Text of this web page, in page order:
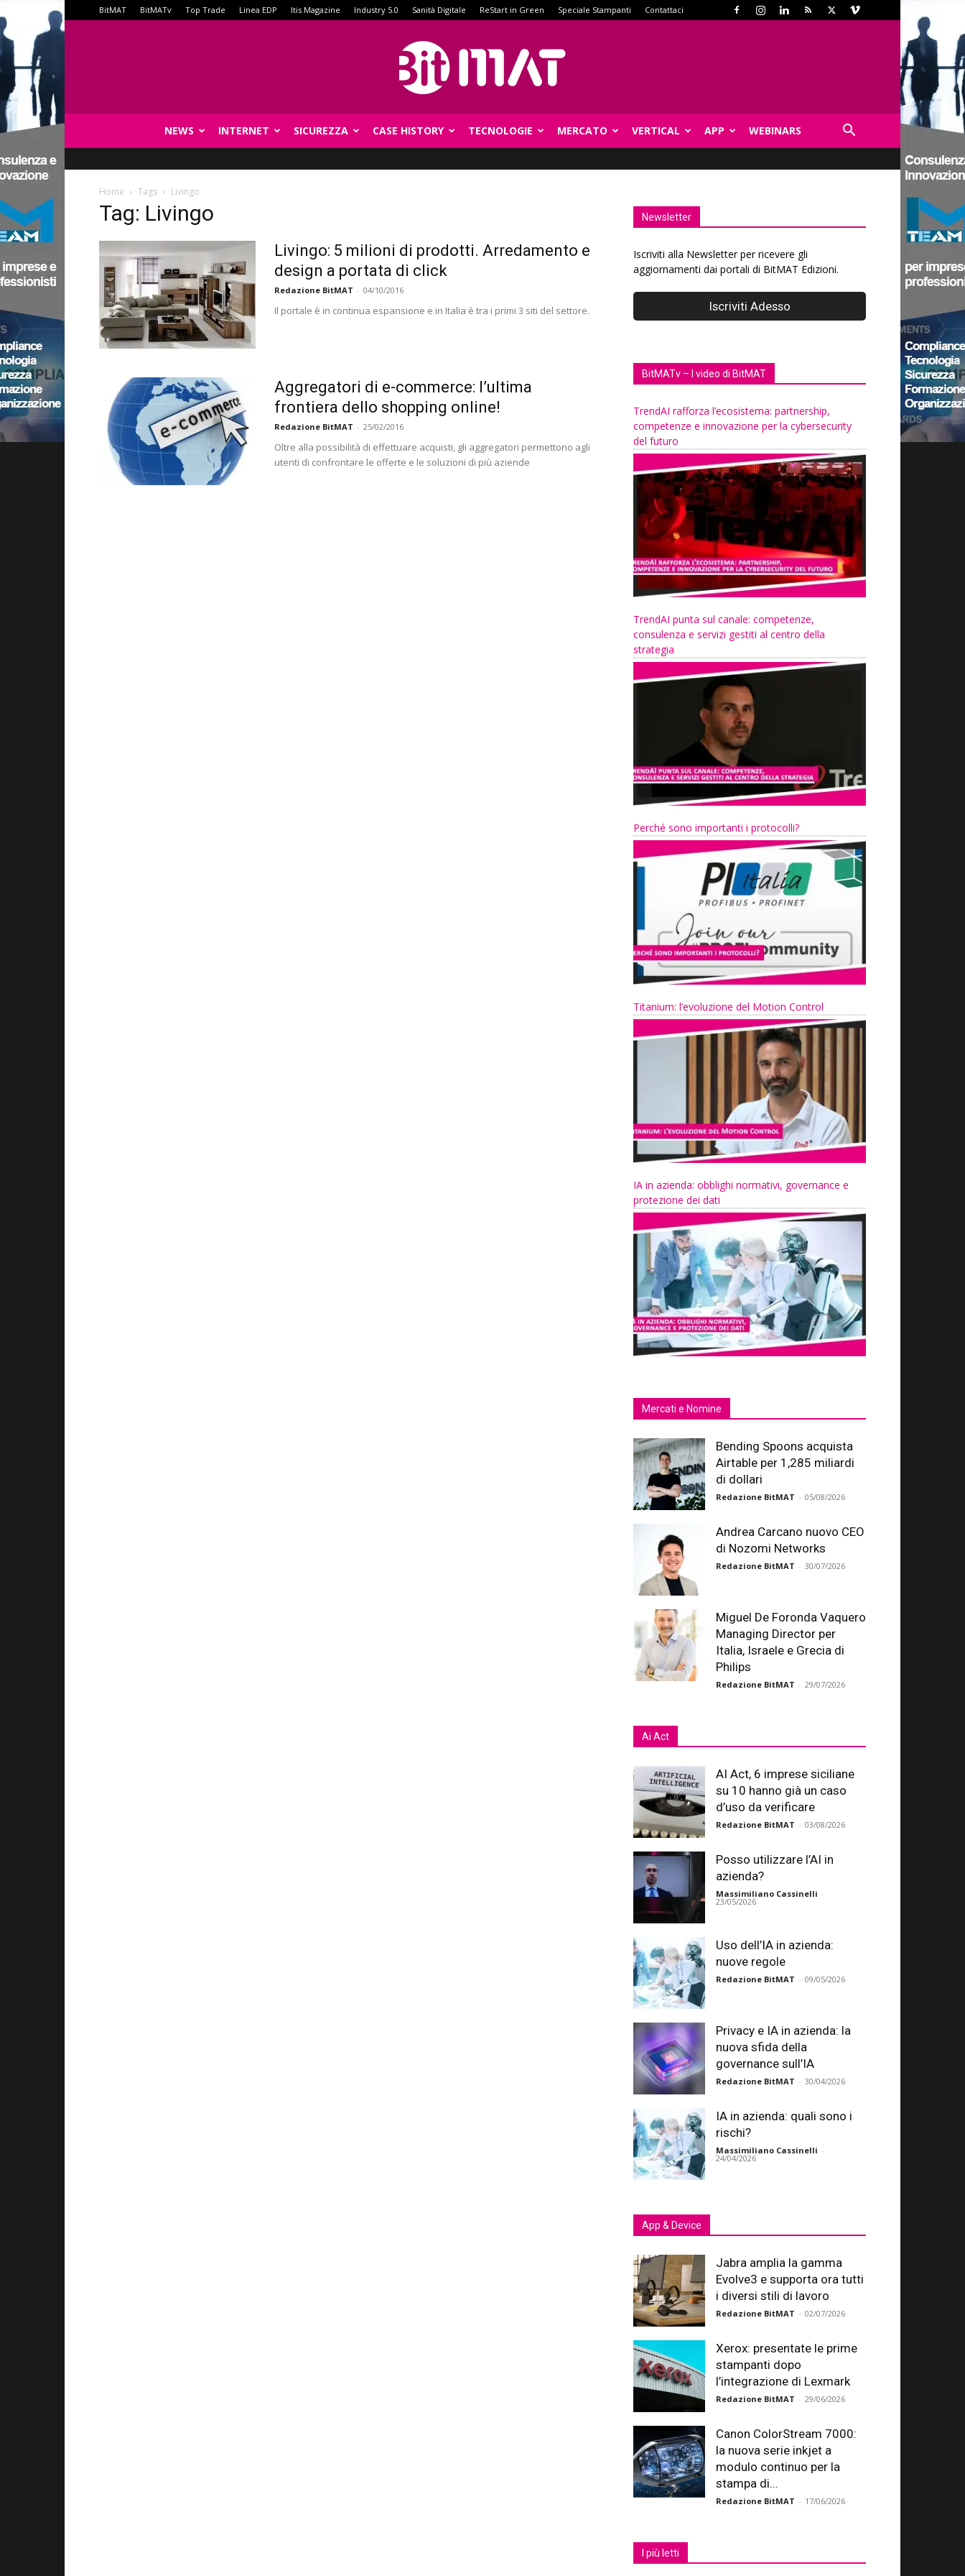
BitMAT BitMATv Top Trade Linea EDP Itis Magazine Industry 5.0 Sanità Digitale ReStart in Green Speciale Stampanti Contattaci
NEWS INTERNET SICUREZZA CASE HISTORY TECNOLOGIE MERCATO VERTICAL APP WEBINARS
Home Tags Livingo
Tag: Livingo
Livingo: 5 milioni di prodotti. Arredamento e
design a portata di click
Redazione BitMAT - 04/10/2016
Il portale è in continua espansione e in Italia è tra i primi 3 siti del settore.
Aggregatori di e-commerce: l’ultima
frontiera dello shopping online!
Redazione BitMAT - 25/02/2016
Oltre alla possibilità di effettuare acquisti, gli aggregatori permettono agli
utenti di confrontare le offerte e le soluzioni di più aziende
Newsletter
Iscriviti alla Newsletter per ricevere gli
aggiornamenti dai portali di BitMAT Edizioni.
BitMATv – I video di BitMAT
TrendAI rafforza l’ecosistema: partnership,
competenze e innovazione per la cybersecurity
del futuro
TrendAI punta sul canale: competenze,
consulenza e servizi gestiti al centro della
strategia
Perché sono importanti i protocolli?
Titanium: l’evoluzione del Motion Control
IA in azienda: obblighi normativi, governance e
protezione dei dati
Mercati e Nomine
Bending Spoons acquista
Airtable per 1,285 miliardi
di dollari
Redazione BitMAT - 05/08/2026
Andrea Carcano nuovo CEO
di Nozomi Networks
Redazione BitMAT - 30/07/2026
Miguel De Foronda Vaquero
Managing Director per
Italia, Israele e Grecia di
Philips
Redazione BitMAT - 29/07/2026
Ai Act
AI Act, 6 imprese siciliane
su 10 hanno già un caso
d’uso da verificare
Redazione BitMAT - 03/08/2026
Posso utilizzare l’AI in
azienda?
Massimiliano Cassinelli -
23/05/2026
Uso dell’IA in azienda:
nuove regole
Redazione BitMAT - 09/05/2026
Privacy e IA in azienda: la
nuova sfida della
governance sull’IA
Redazione BitMAT - 30/04/2026
IA in azienda: quali sono i
rischi?
Massimiliano Cassinelli -
24/04/2026
App & Device
Jabra amplia la gamma
Evolve3 e supporta ora tutti
i diversi stili di lavoro
Redazione BitMAT - 02/07/2026
Xerox: presentate le prime
stampanti dopo
l’integrazione di Lexmark
Redazione BitMAT - 29/06/2026
Canon ColorStream 7000:
la nuova serie inkjet a
modulo continuo per la
stampa di...
Redazione BitMAT - 17/06/2026
I più letti